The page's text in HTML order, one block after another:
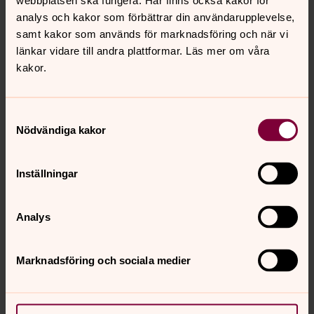
analys och kakor som förbättrar din användarupplevelse,
samt kakor som används för marknadsföring och när vi
länkar vidare till andra plattformar. Läs mer om våra
kakor.
Nödvändiga kakor
Inställningar
Analys
Marknadsföring och sociala medier
Tomas Folkegård
Församlingspedagog, Svenska kyrkan i Gävle
Direkt:
Vandra längs upptrampade stigar.
Kristen djupmeditation och retreat